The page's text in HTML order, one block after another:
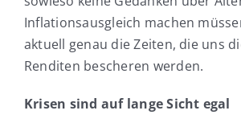
Inflationsausgleich machen
aktuell genau die Zeiten, die uns
Renditen bescheren werden.
Krisen sind auf lange Sicht egal